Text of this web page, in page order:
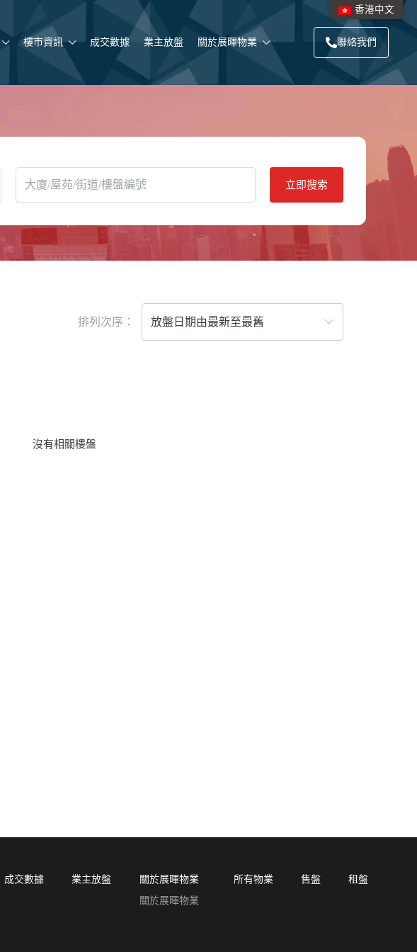
樓市資訊 成交數據 業主放盤 關於展暉物業 聯絡我們
立即搜索
排列次序： 放盤日期由最新至最舊
沒有相關樓盤
成交數據 業主放盤
關於展暉物業
關於展暉物業
所有物業 售盤 租盤
香港中文